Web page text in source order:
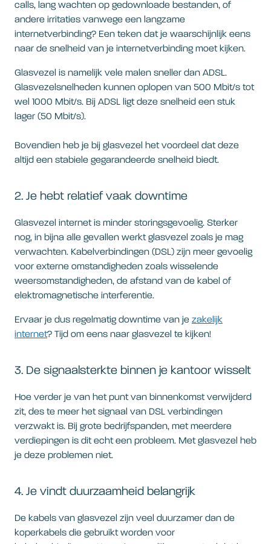
calls, lang wachten op gedownloade bestanden, of
andere irritaties vanwege een langzame
internetverbinding? Een teken dat je waarschijnlijk eens
naar de snelheid van je internetverbinding moet kijken.
Glasvezel is namelijk vele malen sneller dan ADSL.
Glasvezelsnelheden kunnen oplopen van 500 Mbit/s tot
wel 1000 Mbit/s. Bij ADSL ligt deze snelheid een stuk
lager (50 Mbit/s).
Bovendien heb je bij glasvezel het voordeel dat deze
altijd een stabiele gegarandeerde snelheid biedt.
2. Je hebt relatief vaak downtime
Glasvezel internet is minder storingsgevoelig. Sterker
nog, in bijna alle gevallen werkt glasvezel zoals je mag
verwachten. Kabelverbindingen (DSL) zijn meer gevoelig
voor externe omstandigheden zoals wisselende
weersomstandigheden, de afstand van de kabel of
elektromagnetische interferentie.
Ervaar je dus regelmatig downtime van je zakelijk
internet? Tijd om eens naar glasvezel te kijken!
3. De signaalsterkte binnen je kantoor wisselt
Hoe verder je van het punt van binnenkomst verwijderd
zit, des te meer het signaal van DSL verbindingen
verzwakt is. Bij grote bedrijfspanden, met meerdere
verdiepingen is dit echt een probleem. Met glasvezel heb
je deze problemen niet.
4. Je vindt duurzaamheid belangrijk
De kabels van glasvezel zijn veel duurzamer dan de
koperkabels die gebruikt worden voor